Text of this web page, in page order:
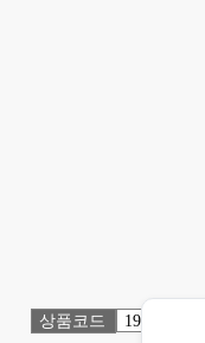
상품코드 1918655